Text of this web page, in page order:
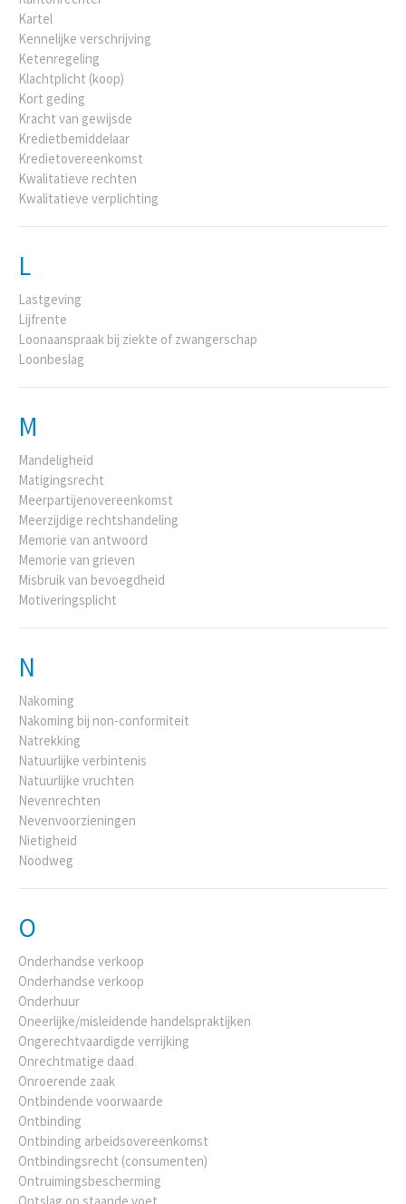
Kartel
Kennelijke verschrijving
Ketenregeling
Klachtplicht (koop)
Kort geding
Kracht van gewijsde
Kredietbemiddelaar
Kredietovereenkomst
Kwalitatieve rechten
Kwalitatieve verplichting
L
Lastgeving
Lijfrente
Loonaanspraak bij ziekte of zwangerschap
Loonbeslag
M
Mandeligheid
Matigingsrecht
Meerpartijenovereenkomst
Meerzijdige rechtshandeling
Memorie van antwoord
Memorie van grieven
Misbruik van bevoegdheid
Motiveringsplicht
N
Nakoming
Nakoming bij non-conformiteit
Natrekking
Natuurlijke verbintenis
Natuurlijke vruchten
Nevenrechten
Nevenvoorzieningen
Nietigheid
Noodweg
O
Onderhandse verkoop
Onderhandse verkoop
Onderhuur
Oneerlijke/misleidende handelspraktijken
Ongerechtvaardigde verrijking
Onrechtmatige daad
Onroerende zaak
Ontbindende voorwaarde
Ontbinding
Ontbinding arbeidsovereenkomst
Ontbindingsrecht (consumenten)
Ontruimingsbescherming